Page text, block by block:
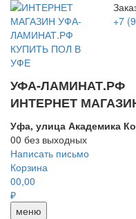
+7
УФА-ЛАМИНАТ.РФ
ИНТЕРНЕТ
Уфа, улица Академика
00 без выходных
Написать письмо
Корзина
00,00
₽
меню